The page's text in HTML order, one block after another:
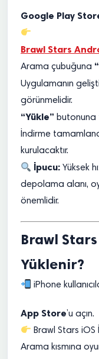
Google Play
Brawl Stars
Arama çubuğuna
Uygulamanın
görünmelidir.
“Yükle” butonuna
İndirme
kurulacaktır.
İpucu: Yüksek
depolama alanı,
önemlidir.
Brawl Stars
Yüklenir?
iPhone
App Store’u açın.
Brawl Stars iOS
Arama kısmına